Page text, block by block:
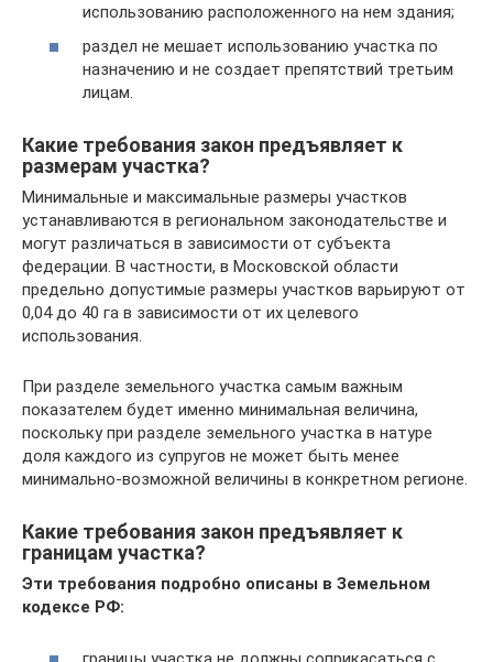
использованию расположенного на нем здания;
раздел не мешает использованию участка по
назначению и не создает препятствий третьим
лицам.
Какие требования закон предъявляет к
размерам участка?
Минимальные и максимальные размеры участков
устанавливаются в региональном законодательстве и
могут различаться в зависимости от субъекта
федерации. В частности, в Московской области
предельно допустимые размеры участков варьируют от
0,04 до 40 га в зависимости от их целевого
использования.
При разделе земельного участка самым важным
показателем будет именно минимальная величина,
поскольку при разделе земельного участка в натуре
доля каждого из супругов не может быть менее
минимально-возможной величины в конкретном регионе.
Какие требования закон предъявляет к
границам участка?
Эти требования подробно описаны в Земельном
кодексе РФ: